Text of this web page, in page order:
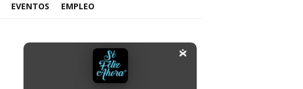
EVENTOS EMPLEO